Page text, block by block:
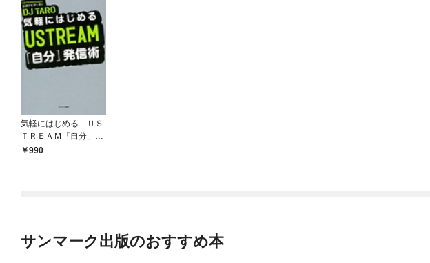
気軽にはじめる ＵＳ
ＴＲＥＡＭ「自分」発
信術990
サンマーク出版のおすすめ本